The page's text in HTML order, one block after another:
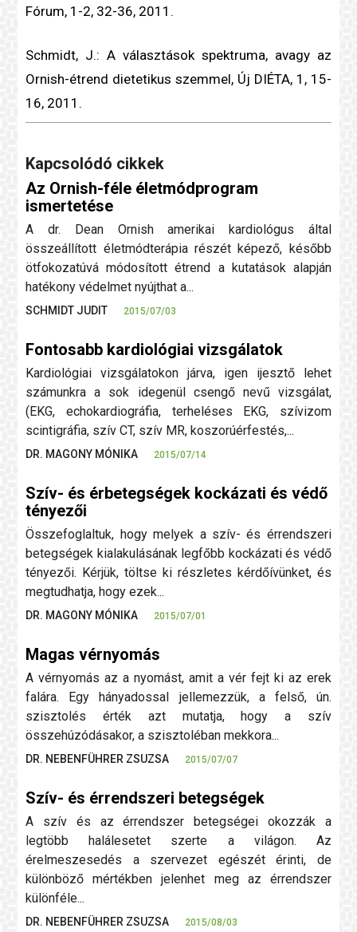
Fórum, 1-2, 32-36, 2011.
Schmidt, J.: A választások spektruma, avagy az
Ornish-étrend dietetikus szemmel, Új DIÉTA, 1, 15-
16, 2011.
Kapcsolódó cikkek
Az Ornish-féle életmódprogram
ismertetése
A dr. Dean Ornish amerikai kardiológus által
összeállított életmódterápia részét képező, később
ötfokozatúvá módosított étrend a kutatások alapján
hatékony védelmet nyújthat a...
SCHMIDT JUDIT 2015/07/03
Fontosabb kardiológiai vizsgálatok
Kardiológiai vizsgálatokon járva, igen ijesztő lehet
számunkra a sok idegenül csengő nevű vizsgálat,
(EKG, echokardiográfia, terheléses EKG, szívizom
scintigráfia, szív CT, szív MR, koszorúérfestés,...
DR. MAGONY MÓNIKA 2015/07/14
Szív- és érbetegségek kockázati és védő
tényezői
Összefoglaltuk, hogy melyek a szív- és érrendszeri
betegségek kialakulásának legfőbb kockázati és védő
tényezői. Kérjük, töltse ki részletes kérdőívünket, és
megtudhatja, hogy ezek...
DR. MAGONY MÓNIKA 2015/07/01
Magas vérnyomás
A vérnyomás az a nyomást, amit a vér fejt ki az erek
falára. Egy hányadossal jellemezzük, a felső, ún.
szisztolés érték azt mutatja, hogy a szív
összehúzódásakor, a szisztoléban mekkora...
DR. NEBENFÜHRER ZSUZSA 2015/07/07
Szív- és érrendszeri betegségek
A szív és az érrendszer betegségei okozzák a
legtöbb halálesetet szerte a világon. Az
érelmeszesedés a szervezet egészét érinti, de
különböző mértékben jelenhet meg az érrendszer
különféle...
DR. NEBENFÜHRER ZSUZSA 2015/08/03